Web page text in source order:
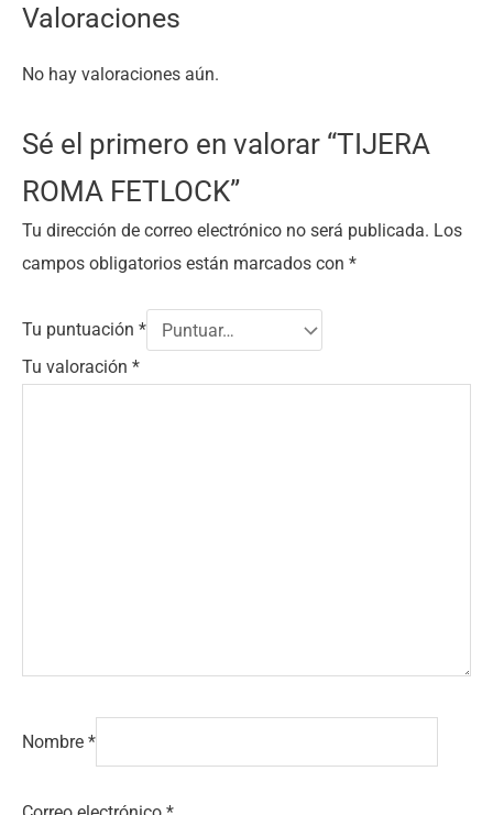
Valoraciones
No hay valoraciones aún.
Sé el primero en valorar “TIJERA
ROMA FETLOCK”
Tu dirección de correo electrónico no será publicada. Los
campos obligatorios están marcados con *
Tu puntuación *
Tu valoración *
Nombre *